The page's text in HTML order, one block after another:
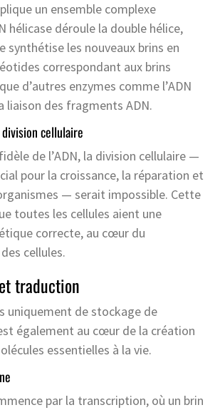
un ensemble complexe
hélicase déroule la double hélice,
synthétise les nouveaux brins en
correspondant aux brins
d’autres enzymes comme l’ADN
liaison des fragments ADN.
cellulaire
de l’ADN, la division cellulaire —
pour la croissance, la réparation et
— serait impossible. Cette
toutes les cellules aient une
correcte, au cœur du
cellules.
traduction
uniquement de stockage de
également au cœur de la création
essentielles à la vie.
par la transcription, où un brin